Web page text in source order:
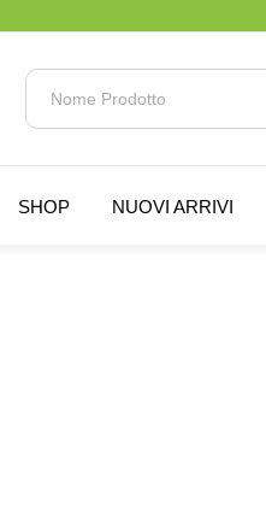
SHOP NUOVI ARRIVI